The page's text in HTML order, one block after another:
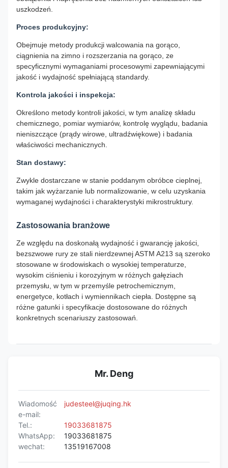
uszkodzeń.
Proces produkcyjny:
Obejmuje metody produkcji walcowania na gorąco,
ciągnienia na zimno i rozszerzania na gorąco, ze
specyficznymi wymaganiami procesowymi zapewniającymi
jakość i wydajność spełniającą standardy.
Kontrola jakości i inspekcja:
Określono metody kontroli jakości, w tym analizę składu
chemicznego, pomiar wymiarów, kontrolę wyglądu, badania
nieniszczące (prądy wirowe, ultradźwiękowe) i badania
właściwości mechanicznych.
Stan dostawy:
Zwykle dostarczane w stanie poddanym obróbce cieplnej,
takim jak wyżarzanie lub normalizowanie, w celu uzyskania
wymaganej wydajności i charakterystyki mikrostruktury.
Zastosowania branżowe
Ze względu na doskonałą wydajność i gwarancję jakości,
bezszwowe rury ze stali nierdzewnej ASTM A213 są szeroko
stosowane w środowiskach o wysokiej temperaturze,
wysokim ciśnieniu i korozyjnym w różnych gałęziach
przemysłu, w tym w przemyśle petrochemicznym,
energetyce, kotłach i wymiennikach ciepła. Dostępne są
różne gatunki i specyfikacje dostosowane do różnych
konkretnych scenariuszy zastosowań.
Mr. Deng
Wiadomość
e-mail:
judesteel@juqing.hk
Tel.:
19033681875
WhatsApp:
19033681875
wechat:
13519167008